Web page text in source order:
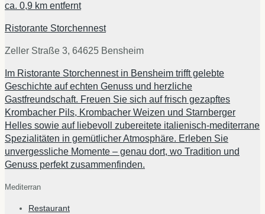
ca. 0,9 km entfernt
Ristorante Storchennest
Zeller Straße 3, 64625 Bensheim
Im Ristorante Storchennest in Bensheim trifft gelebte
Geschichte auf echten Genuss und herzliche
Gastfreundschaft. Freuen Sie sich auf frisch gezapftes
Krombacher Pils, Krombacher Weizen und Starnberger
Helles sowie auf liebevoll zubereitete italienisch-mediterrane
Spezialitäten in gemütlicher Atmosphäre. Erleben Sie
unvergessliche Momente – genau dort, wo Tradition und
Genuss perfekt zusammenfinden.
Mediterran
Restaurant